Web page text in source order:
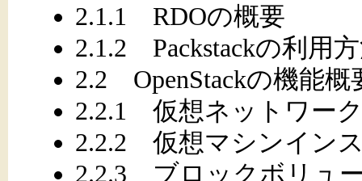
2.1.1 RDOの概要
2.1.2 Packstackの利用
2.2 OpenStackの機能概
2.2.1 仮想ネットワー
2.2.2 仮想マシンイン
2.2.3 ブロックボリュ